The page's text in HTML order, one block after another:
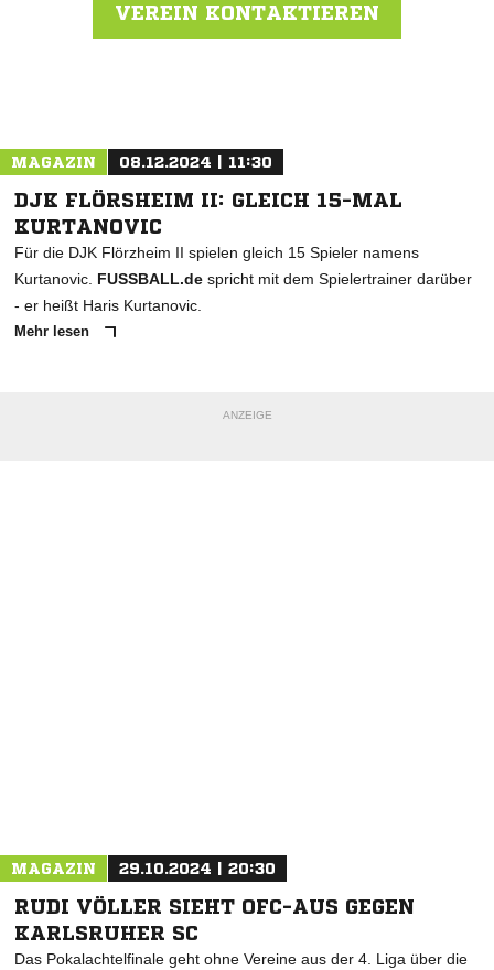
VEREIN KONTAKTIEREN
MAGAZIN 08.12.2024 | 11:30
DJK FLÖRSHEIM II: GLEICH 15-MAL
KURTANOVIC
Für die DJK Flörzheim II spielen gleich 15 Spieler namens
Kurtanovic. FUSSBALL.de spricht mit dem Spielertrainer darüber
- er heißt Haris Kurtanovic.
Mehr lesen
ANZEIGE
MAGAZIN 29.10.2024 | 20:30
RUDI VÖLLER SIEHT OFC-AUS GEGEN
KARLSRUHER SC
Das Pokalachtelfinale geht ohne Vereine aus der 4. Liga über die